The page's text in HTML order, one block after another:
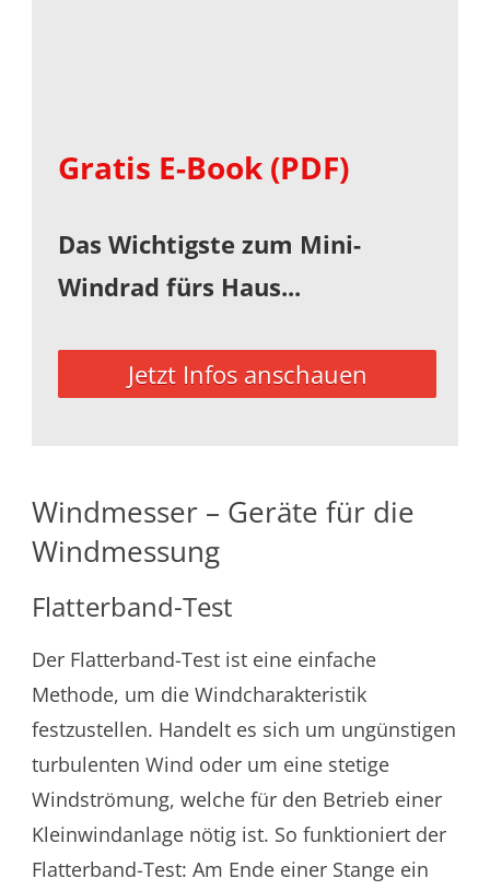
Gratis E-Book (PDF)
Das Wichtigste zum Mini-
Windrad fürs Haus...
Jetzt Infos anschauen
Windmesser – Geräte für die
Windmessung
Flatterband-Test
Der Flatterband-Test ist eine einfache
Methode, um die Windcharakteristik
festzustellen. Handelt es sich um ungünstigen
turbulenten Wind oder um eine stetige
Windströmung, welche für den Betrieb einer
Kleinwindanlage nötig ist. So funktioniert der
Flatterband-Test: Am Ende einer Stange ein